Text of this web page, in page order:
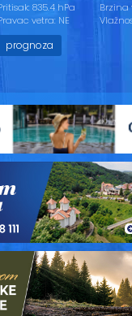
835.4 hPa
vetra: NE
Brzina
prognoza